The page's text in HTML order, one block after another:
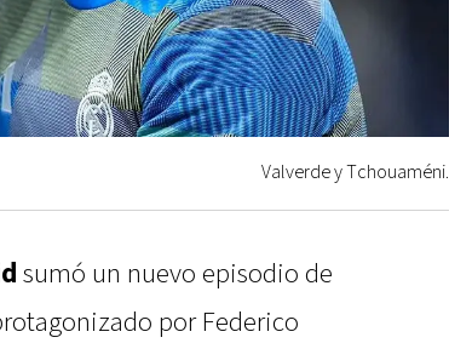
Valverde y Tchouaméni.
sumó un nuevo episodio de
por Federico